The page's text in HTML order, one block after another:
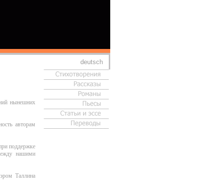
deutsch
нынешних
авторам
поддержке
нашими
Таллина